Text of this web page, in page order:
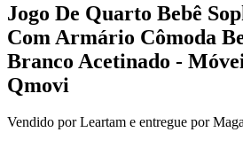
Jogo De Quarto Bebê
Com Armário Cômoda
Branco Acetinado -
Qmovi
Vendido porLeartam e entregue por